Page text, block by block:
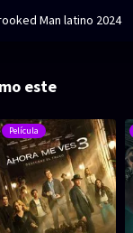
Man latino 2024
este
Película